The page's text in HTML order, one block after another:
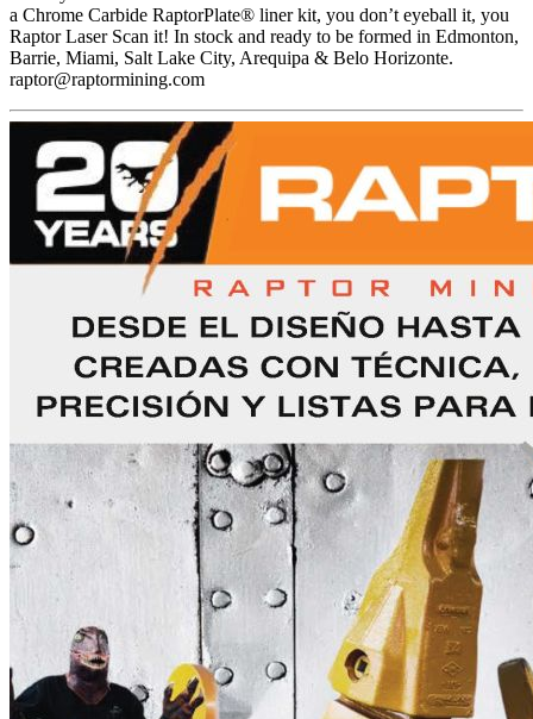
a Chrome Carbide RaptorPlate® liner kit, you don’t eyeball it, you
Raptor Laser Scan it! In stock and ready to be formed in Edmonton,
Barrie, Miami, Salt Lake City, Arequipa & Belo Horizonte.
raptor@raptormining.com